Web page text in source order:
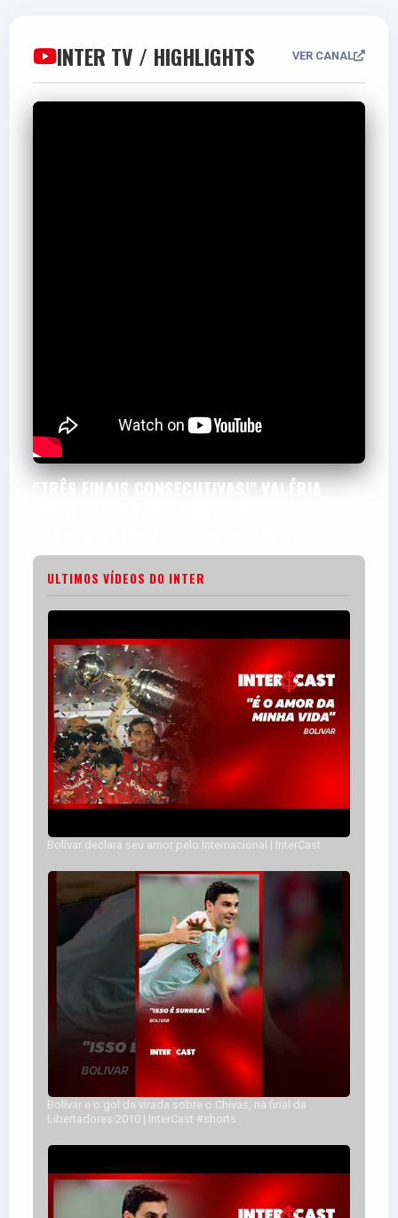
INTER TV / HIGHLIGHTS VER CANAL
"TRÊS FINAIS CONSECUTIVAS!" VALÉRIA
ULTIMOS VÍDEOS DO INTER
Bolívar declara seu amor pelo Internacional | InterCast
Bolívar e o gol da virada sobre o Chivas, na final da
Libertadores 2010 | InterCast #shorts